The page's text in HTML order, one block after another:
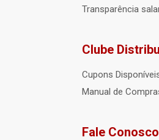
Transparência
Clube
Cupons
Manual de
Fale Conosco